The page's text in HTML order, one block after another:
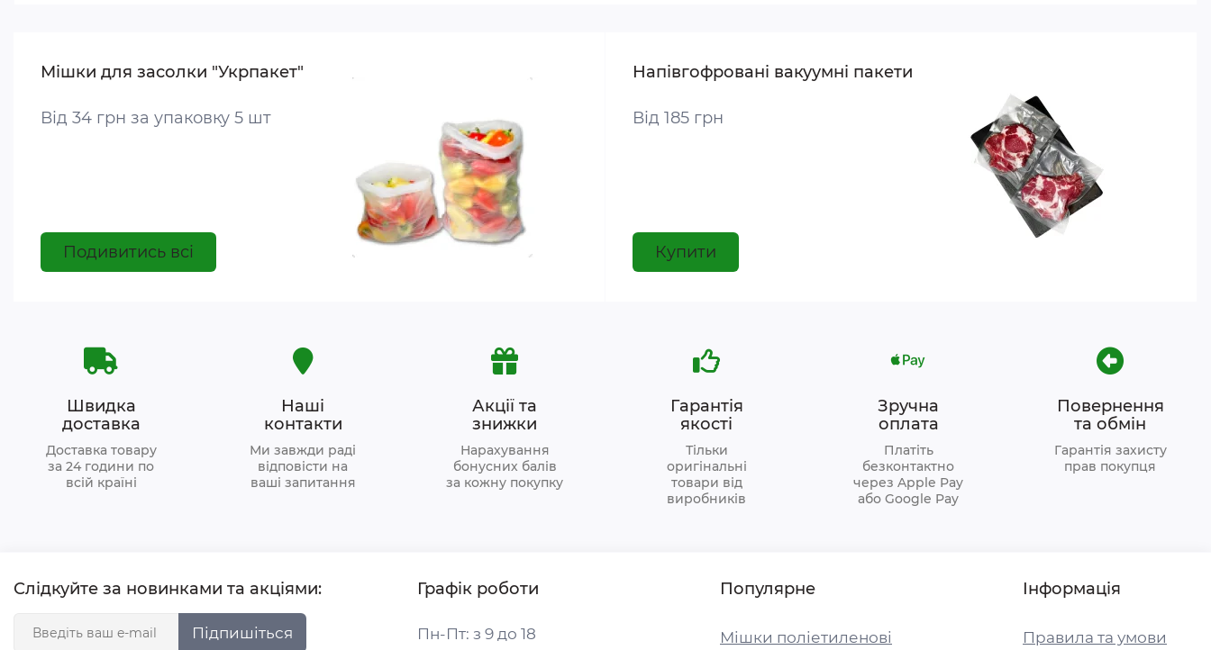
Мішки для засолки "Укрпакет"
Від 34 грн за упаковку 5 шт
Подивитись всі
Напівгофровані вакуумні пакети
Від 185 грн
Купити
Швидка
доставка
Доставка товару
за 24 години по
всій країні
Наші
контакти
Ми завжди раді
відповісти на
ваші запитання
Акції та
знижки
Нарахування
бонусних балів
за кожну покупку
Гарантія
якості
Тільки
оригінальні
товари від
виробників
Зручна
оплата
Платіть
безконтактно
через Apple Pay
або Google Pay
Повернення
та обмін
Гарантія захисту
прав покупця
Слідкуйте за новинками та акціями:
Підпишіться
Графік роботи
Пн-Пт: з 9 до 18
Популярне
Мішки поліетиленові
Інформація
Правила та умови